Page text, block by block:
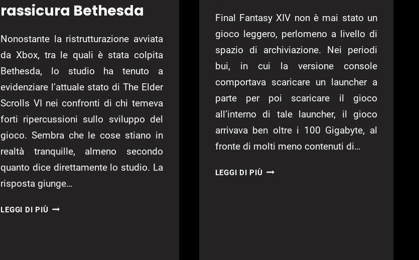
rassicura Bethesda
Nonostante la ristrutturazione avviata
da Xbox, tra le quali è stata colpita
Bethesda, lo studio ha tenuto a
evidenziare l’attuale stato di The Elder
Scrolls VI nei confronti di chi temeva
forti ripercussioni sullo sviluppo del
gioco. Sembra che le cose stiano in
realtà tranquille, almeno secondo
quanto dice direttamente lo studio. La
risposta giunge…
LEGGI DI PIÙ THE
Final Fantasy XIV non è mai stato un
gioco leggero, perlomeno a livello di
spazio di archiviazione. Nei periodi
bui, in cui la versione console
comportava scaricare un launcher a
parte per poi scaricare il gioco
all’interno di tale launcher, il gioco
arrivava ben oltre i 100 Gigabyte, al
fronte di molti meno contenuti di…
LEGGI DI PIÙ FINAL